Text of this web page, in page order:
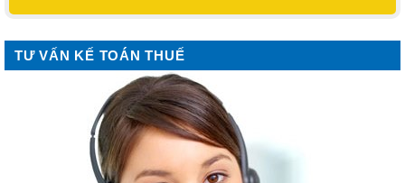
TƯ VẤN KẾ TOÁN THUẾ